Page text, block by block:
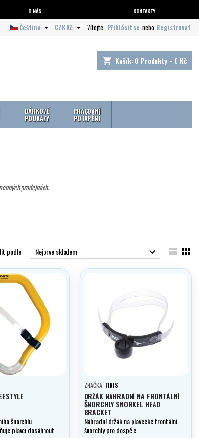
O NÁS KONTAKTY
Vítejte, Přihlásit se nebo Registrovat
CZK Kč 
Čeština 
shopping_cart Košík: 0 Produkty - 0 Kč
DÁRKOVÉ
POUKAZY
PRACOVNÍ
POTÁPĚNÍ
prodejnách.
podle: Nejprve skladem   
šnorchlu
plavci dosáhnout
ZNAČKA: FINIS
DRŽÁK NÁHRADNÍ NA FRONTÁLNÍ
ŠNORCHLY SNORKEL HEAD
BRACKET
Náhradní držák na plavecké frontální
šnorchly pro dospělé.